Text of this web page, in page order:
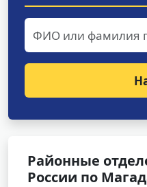
Районные
России по